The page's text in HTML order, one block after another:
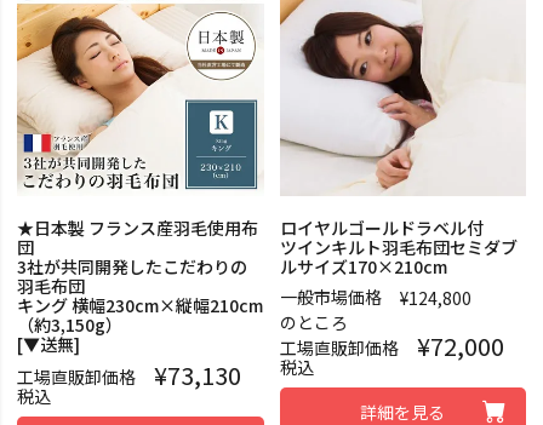
★日本製 フランス産羽毛使用布
団
3社が共同開発したこだわりの
羽毛布団
キング 横幅230cm×縦幅210cm
（約3,150g）
[▼送無]
工場直販卸価格
¥73,130
税込
ロイヤルゴールドラベル付
ツインキルト羽毛布団セミダブ
ルサイズ170×210cm
一般市場価格
¥124,800
のところ
工場直販卸価格
¥72,000
税込
詳細を見る